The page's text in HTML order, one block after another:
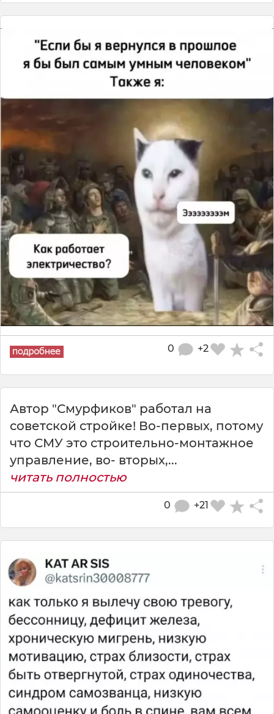
+2
0
Автор "Смурфиков" работал на
советской стройке! Во-первых, потому
что СМУ это строительно-монтажное
управление, во- вторых,...
читать полностью
+21
0